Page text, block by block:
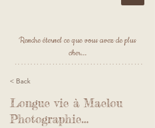
Rendre éternel ce que vous avez de plus
cher...
*****************************************
< Back
Longue vie à Maelou
Photographie...